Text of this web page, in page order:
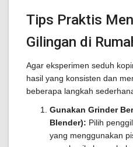
Tips Praktis
Gilingan di
Agar eksperimen seduh
hasil yang konsisten dan
beberapa langkah
Gunakan Grinder
Blender): Pilih
yang menggunakan